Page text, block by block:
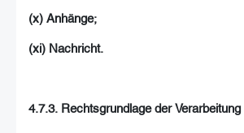
(x) Anhänge;
(xi) Nachricht.
4.7.3. Rechtsgrundlage der Verarbeitung